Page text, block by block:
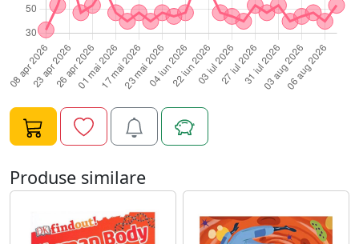
Produse similare